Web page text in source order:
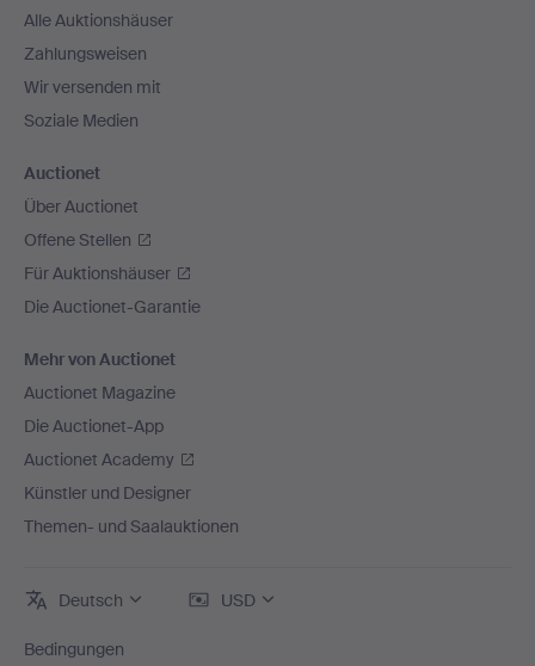
Alle Auktionshäuser
Zahlungsweisen
Wir versenden mit
Soziale Medien
Auctionet
Über Auctionet
Offene Stellen
Für Auktionshäuser
Die Auctionet-Garantie
Mehr von Auctionet
Auctionet Magazine
Die Auctionet-App
Auctionet Academy
Künstler und Designer
Themen- und Saalauktionen
Deutsch USD
Bedingungen